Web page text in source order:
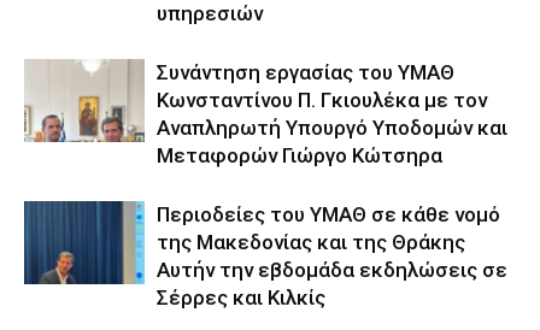
υπηρεσιών
Συνάντηση εργασίας του ΥΜΑΘ
Κωνσταντίνου Π. Γκιουλέκα με τον
Αναπληρωτή Υπουργό Υποδομών και
Μεταφορών Γιώργο Κώτσηρα
Περιοδείες του ΥΜΑΘ σε κάθε νομό
της Μακεδονίας και της Θράκης
Αυτήν την εβδομάδα εκδηλώσεις σε
Σέρρες και Κιλκίς